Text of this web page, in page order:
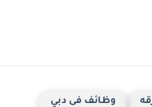
وظائف فى دبي